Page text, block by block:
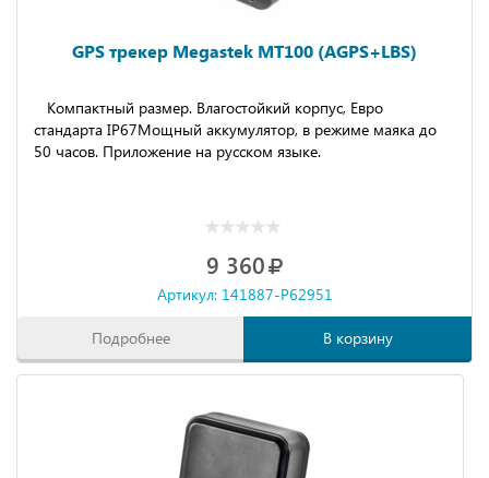
GPS трекер Megastek MT100 (AGPS+LBS)
Компактный размер. Влагостойкий корпус, Евро
стандарта IP67Мощный аккумулятор, в режиме маяка до
50 часов. Приложение на русском языке.
9 360
Артикул: 141887-P62951
Подробнее В корзину